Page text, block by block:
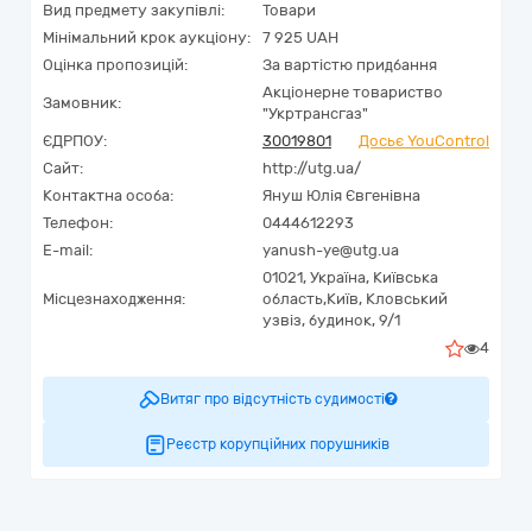
Вид предмету закупівлі:
Товари
Мінімальний крок аукціону:
7 925 UAH
Оцінка пропозицій:
За вартістю придбання
Замовник:
Акціонерне товариство
"Укртрансгаз"
ЄДРПОУ:
30019801
Досьє YouControl
Сайт:
http://utg.ua/
Контактна особа:
Януш Юлія Євгенівна
Телефон:
0444612293
E-mail:
yanush-ye@utg.ua
Місцезнаходження:
01021, Україна, Київська
область,Київ, Кловський
узвіз, будинок, 9/1
4
Витяг про відсутність судимості
Реєстр корупційних порушників